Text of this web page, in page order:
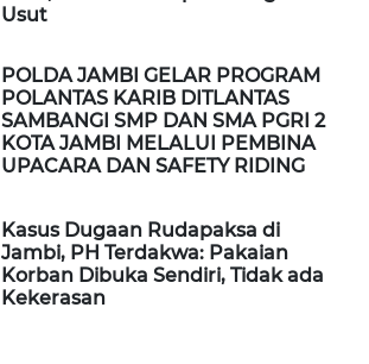
Usut
POLDA JAMBI GELAR PROGRAM
POLANTAS KARIB DITLANTAS
SAMBANGI SMP DAN SMA PGRI 2
KOTA JAMBI MELALUI PEMBINA
UPACARA DAN SAFETY RIDING
Kasus Dugaan Rudapaksa di
Jambi, PH Terdakwa: Pakaian
Korban Dibuka Sendiri, Tidak ada
Kekerasan